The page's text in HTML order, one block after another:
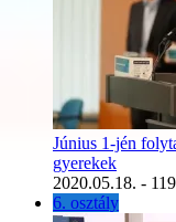
Június 1-jén
gyerekek
2020.05.18. -
6. osztály